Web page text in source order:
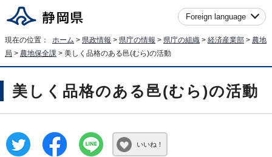
Foreign language
現在の位置： ホーム > 県政情報 > 県庁の情報 > 県庁の組織 > 経済産業部 > 農地
局 > 農地保全課 > 美しく品格のある邑(むら)の活動
美しく品格のある邑(むら)の活動
いいね！